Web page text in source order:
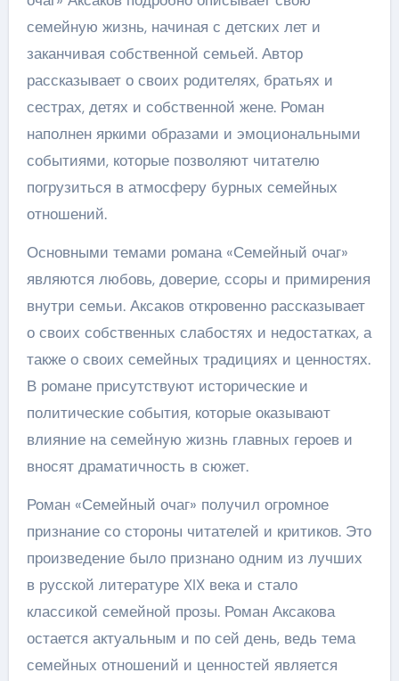
семейную жизнь, начиная с детских лет и
заканчивая собственной семьей. Автор
рассказывает о своих родителях, братьях и
сестрах, детях и собственной жене. Роман
наполнен яркими образами и эмоциональными
событиями, которые позволяют читателю
погрузиться в атмосферу бурных семейных
отношений.
Основными темами романа «Семейный очаг»
являются любовь, доверие, ссоры и примирения
внутри семьи. Аксаков откровенно рассказывает
о своих собственных слабостях и недостатках, а
также о своих семейных традициях и ценностях.
В романе присутствуют исторические и
политические события, которые оказывают
влияние на семейную жизнь главных героев и
вносят драматичность в сюжет.
Роман «Семейный очаг» получил огромное
признание со стороны читателей и критиков. Это
произведение было признано одним из лучших
в русской литературе XIX века и стало
классикой семейной прозы. Роман Аксакова
остается актуальным и по сей день, ведь тема
семейных отношений и ценностей является